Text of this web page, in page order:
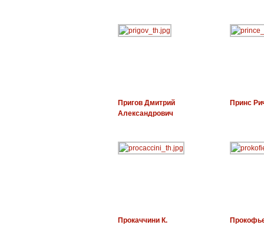
Пригов Дмитрий
Александрович
Принс
Прокаччини К.